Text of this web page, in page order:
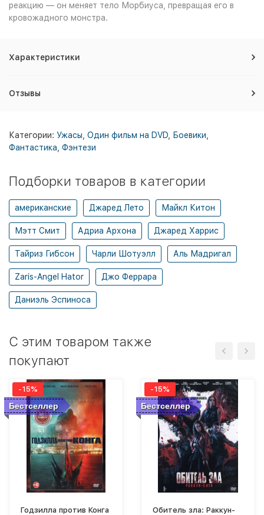
реакцию — он меняет тело Морбиуса, превращая его в
кровожадного монстра.
Характеристики
Отзывы
Категории: Ужасы Один фильм на DVD Боевики
Фантастика Фэнтези
Подборки товаров в категории
американские Джаред Лето Майкл Китон
Мэтт Смит Адриа Архона Джаред Харрис
Тайриз Гибсон Чарли Шотуэлл Аль Мадригал
Zaris-Angel Hator Джо Феррара
Даниэль Эспиноса
C этим товаром также
покупают
Бестселлер
-15%
Годзилла против Конга
Бестселлер
-15%
Обитель зла: Раккун-